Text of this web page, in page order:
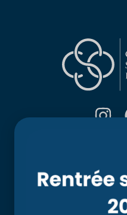
L’école